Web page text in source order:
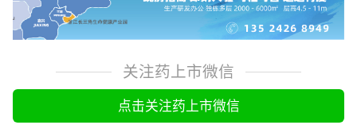
关注药上市微信
点击关注药上市微信